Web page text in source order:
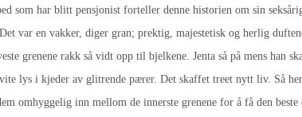
som har blitt pensjonist forteller denne historien om sin
var en vakker, diger gran; prektig, majestetisk og herlig
grenene rakk så vidt opp til bjelkene. Jenta så på mens han
lys i kjeder av glitrende pærer. Det skaffet treet nytt liv. Så
omhyggelig inn mellom de innerste grenene for å få den